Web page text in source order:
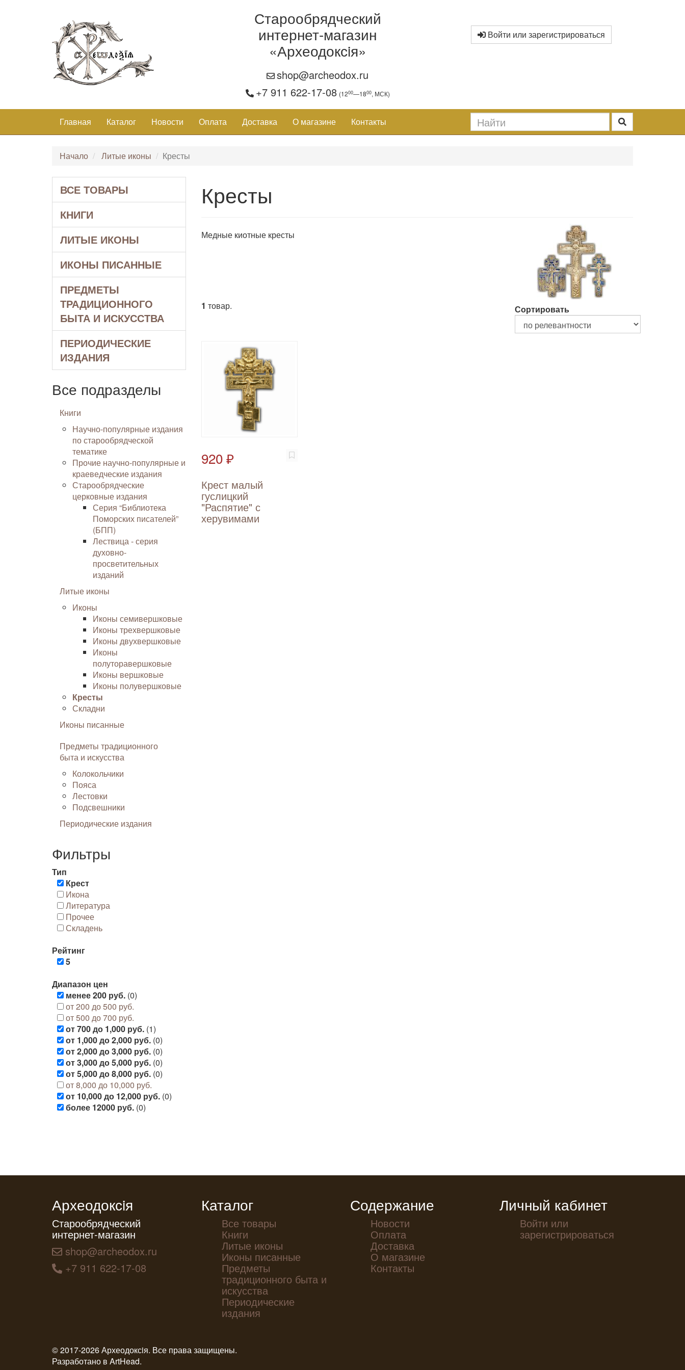
Старообрядческий
интернет-магазин
«Археодоксiя»
shop@archeodox.ru
+7 911 622-17-08 (1200—1800, МСК)
Войти или зарегистрироваться
Главная Каталог Новости Оплата Доставка О магазине Контакты
Начало Литые иконы Кресты
ВСЕ ТОВАРЫ
КНИГИ
ЛИТЫЕ ИКОНЫ
ИКОНЫ ПИСАННЫЕ
ПРЕДМЕТЫ
ТРАДИЦИОННОГО
БЫТА И ИСКУССТВА
ПЕРИОДИЧЕСКИЕ
ИЗДАНИЯ
Все подразделы
Книги
Научно-популярные издания
по старообрядческой
тематике
Прочие научно-популярные и
краеведческие издания
Старообрядческие
церковные издания
Серия “Библиотека
Поморских писателей”
(БПП)
Лествица - серия
духовно-
просветительных
изданий
Литые иконы
Иконы
Иконы семивершковые
Иконы трехвершковые
Иконы двухвершковые
Иконы
полуторавершковые
Иконы вершковые
Иконы полувершковые
Кресты
Складни
Иконы писанные
Предметы традиционного
быта и искусства
Колокольчики
Пояса
Лестовки
Подсвешники
Периодические издания
Фильтры
Тип
Крест
Икона
Литература
Прочее
Складень
Рейтинг
5
Диапазон цен
менее 200 руб. (0)
от 200 до 500 руб.
от 500 до 700 руб.
от 700 до 1,000 руб. (1)
от 1,000 до 2,000 руб. (0)
от 2,000 до 3,000 руб. (0)
от 3,000 до 5,000 руб. (0)
от 5,000 до 8,000 руб. (0)
от 8,000 до 10,000 руб.
от 10,000 до 12,000 руб. (0)
более 12000 руб. (0)
Кресты
Медные киотные кресты
1 товар. Сортировать
920 ₽
Крест малый
гуслицкий
"Распятие" с
херувимами
Археодоксiя
Старообрядческий
интернет-магазин
shop@archeodox.ru
+7 911 622-17-08
Каталог
Все товары
Книги
Литые иконы
Иконы писанные
Предметы
традиционного быта и
искусства
Периодические
издания
Содержание
Новости
Оплата
Доставка
О магазине
Контакты
Личный кабинет
Войти или
зарегистрироваться
© 2017-2026 Археодоксiя. Все права защищены.
Разработано в ArtHead.